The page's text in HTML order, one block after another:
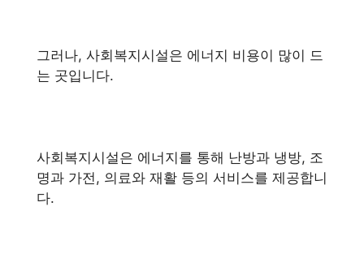
그러나, 사회복지시설은 에너지 비용이 많이 드
는 곳입니다.
사회복지시설은 에너지를 통해 난방과 냉방, 조
명과 가전, 의료와 재활 등의 서비스를 제공합니
다.